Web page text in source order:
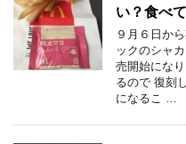
い？食べ
９月６日か
ックのシャ
売開始にな
るので 復刻
になるこ …